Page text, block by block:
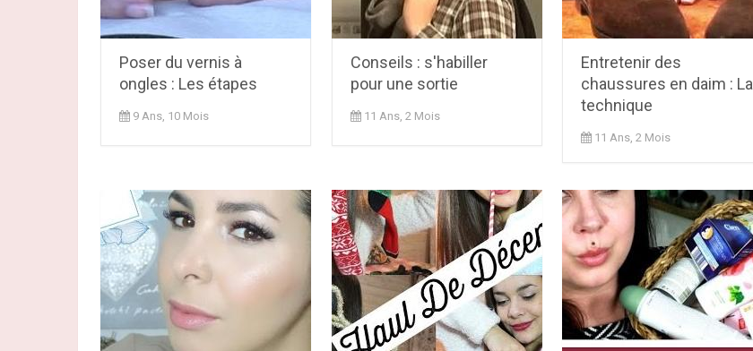
Poser du vernis à
ongles : Les étapes
9 Ans, 10 Mois
Conseils : s'habiller
pour une sortie
11 Ans, 2 Mois
Entretenir des
chaussures en daim : La
technique
11 Ans, 2 Mois